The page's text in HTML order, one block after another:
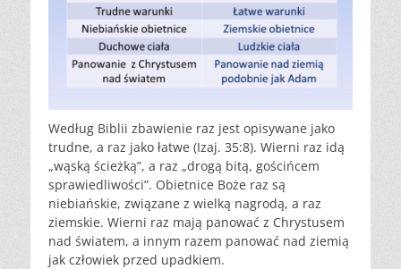
Według Biblii zbawienie raz jest opisywane jako
trudne, a raz jako łatwe (Izaj. 35:8). Wierni raz idą
„wąską ścieżką”, a raz „drogą bitą, gościńcem
sprawiedliwości”. Obietnice Boże raz są
niebiańskie, związane z wielką nagrodą, a raz
ziemskie. Wierni raz mają panować z Chrystusem
nad światem, a innym razem panować nad ziemią
jak człowiek przed upadkiem.